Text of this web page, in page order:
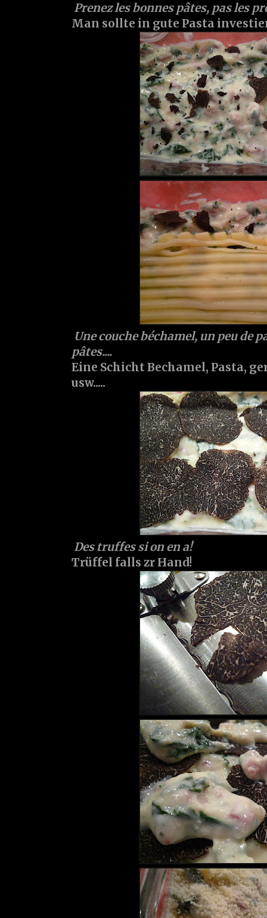
Prenez les bonnes pâtes, pas les
Man sollte in gute Pasta
Une couche béchamel, un peu de
pâtes....
Eine Schicht Bechamel, Pasta,
usw.....
Des truffes si on en a!
Trüffel falls zr Hand!